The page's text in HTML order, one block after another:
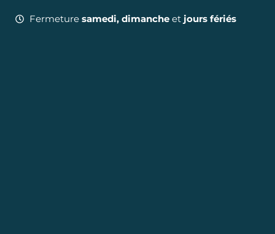
Fermeture samedi, dimancheet jours fériés